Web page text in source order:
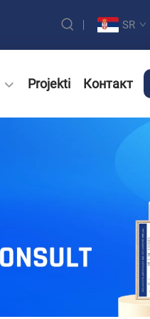
SR
Projekti Контакт